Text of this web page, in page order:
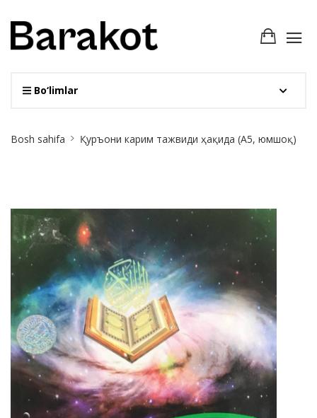
Bo‘limlar
Breadcrumb
Bosh sahifa Қуръони карим тажвиди ҳақида (А5, юмшоқ)